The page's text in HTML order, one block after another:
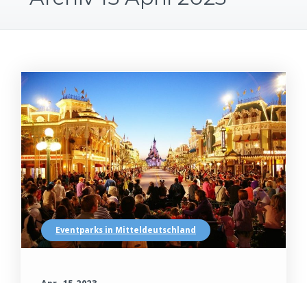
Eventparks in Mitteldeutschland